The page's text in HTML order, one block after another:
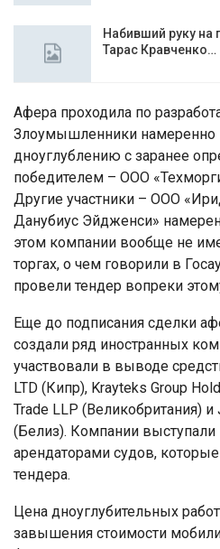
Набивший руку на
Тарас Кравченко…
Афера проходила по
Злоумышленники намеренно
дноуглублению с заранее
победителем – ООО
Другие участники – ООО
Данубиус Эйдженси»
этом компании вообще не
торгах, о чем говорили в
провели тендер вопреки
Еще до подписания сделки
создали ряд иностранных
участвовали в выводе
LTD (Кипр), Krayteks Group
Trade LLP (Великобритания) и
(Белиз). Компании
арендаторами судов,
тендера.
Цена дноуглубительных
завышения стоимости